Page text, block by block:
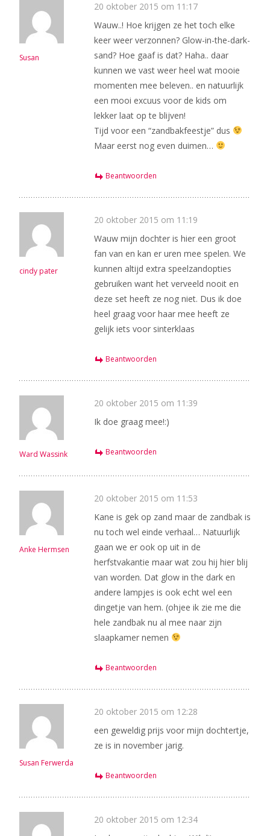
Susan
20 oktober 2015 om 11:17
Wauw..! Hoe krijgen ze het toch elke
keer weer verzonnen? Glow-in-the-dark-
sand? Hoe gaaf is dat? Haha.. daar
kunnen we vast weer heel wat mooie
momenten mee beleven.. en natuurlijk
een mooi excuus voor de kids om
lekker laat op te blijven!
Tijd voor een “zandbakfeestje” dus
Maar eerst nog even duimen…
Beantwoorden
cindy pater
20 oktober 2015 om 11:19
Wauw mijn dochter is hier een groot
fan van en kan er uren mee spelen. We
kunnen altijd extra speelzandopties
gebruiken want het verveeld nooit en
deze set heeft ze nog niet. Dus ik doe
heel graag voor haar mee heeft ze
gelijk iets voor sinterklaas
Beantwoorden
Ward Wassink
20 oktober 2015 om 11:39
Ik doe graag mee!:)
Beantwoorden
Anke Hermsen
20 oktober 2015 om 11:53
Kane is gek op zand maar de zandbak is
nu toch wel einde verhaal… Natuurlijk
gaan we er ook op uit in de
herfstvakantie maar wat zou hij hier blij
van worden. Dat glow in the dark en
andere lampjes is ook echt wel een
dingetje van hem. (ohjee ik zie me die
hele zandbak nu al mee naar zijn
slaapkamer nemen
Beantwoorden
Susan Ferwerda
20 oktober 2015 om 12:28
een geweldig prijs voor mijn dochtertje,
ze is in november jarig.
Beantwoorden
20 oktober 2015 om 12:34